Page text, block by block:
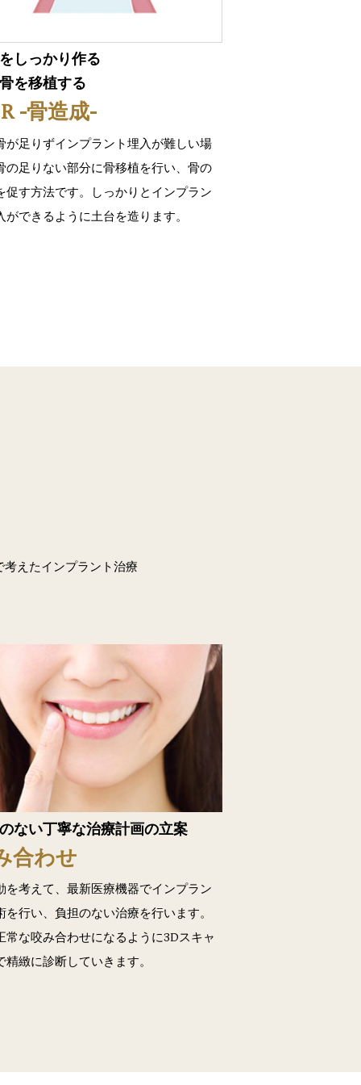
しっかり作る
を移植する
-骨造成-
が足りずインプラント埋入が難しい場
の足りない部分に骨移植を行い、骨の
促す方法です。しっかりとインプラン
ができるように土台を造ります。
えたインプラント治療
ない丁寧な治療計画の立案
合わせ
を考えて、最新医療機器でインプラン
を行い、負担のない治療を行います。
常な咬み合わせになるように3Dスキャ
精緻に診断していきます。